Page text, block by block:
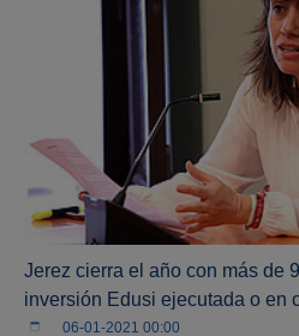
Jerez cierra el año con más de
inversión Edusi ejecutada o en
06-01-2021 00:00